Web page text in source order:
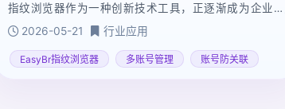
指纹浏览器作为一种创新技术工具，正逐渐成为企业和
个人在网络营销、电子商务及社交媒体管理中的得力助
手。指纹浏览器通过修改和保存诸如用户代理（UA）、
时区等独一无二的信息，有效避免了因信息关联导致的
2026-05-21 行业应用
EasyBr指纹浏览器 多账号管理 账号防关联